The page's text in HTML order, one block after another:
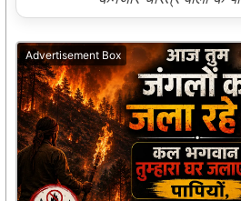
Advertisement Box